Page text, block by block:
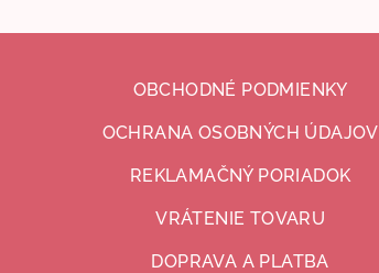
OBCHODNÉ PODMIENKY
OCHRANA OSOBNÝCH ÚDAJOV
REKLAMAČNÝ PORIADOK
VRÁTENIE TOVARU
DOPRAVA A PLATBA